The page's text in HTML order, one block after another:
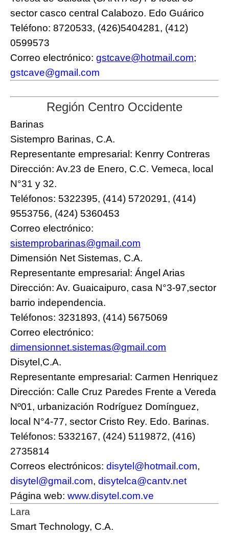
sector casco central Calabozo. Edo Guárico
Teléfono: 8720533, (426)5404281, (412)
0599573
Correo electrónico: gstcave@hotmail.com;
gstcave@gmail.com
Región Centro Occidente
Barinas
Sistempro Barinas, C.A.
Representante empresarial: Kenrry Contreras
Dirección: Av.23 de Enero, C.C. Vemeca, local
N°31 y 32.
Teléfonos: 5322395, (414) 5720291, (414)
9553756, (424) 5360453
Correo electrónico:
sistemprobarinas@gmail.com
Dimensión Net Sistemas, C.A.
Representante empresarial: Ángel Arias
Dirección: Av. Guaicaipuro, casa N°3-97,sector
barrio independencia.
Teléfonos: 3231893, (414) 5675069
Correo electrónico:
dimensionnet.sistemas@gmail.com
Disytel,C.A.
Representante empresarial: Carmen Henriquez
Dirección: Calle Cruz Paredes Frente a Vereda
Nº01, urbanización Rodríguez Domínguez,
local N°4-77, sector Cristo Rey. Edo. Barinas.
Teléfonos: 5332167, (424) 5119872, (416)
2735814
Correos electrónicos: disytel@hotmail.com,
disytel@gmail.com, disytelca@cantv.net
Página web: www.disytel.com.ve
Lara
Smart Technology, C.A.